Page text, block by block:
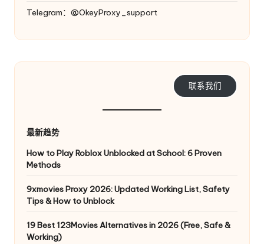
Telegram：@OkeyProxy_support
联系我们
最新趋势
How to Play Roblox Unblocked at School: 6 Proven
Methods
9xmovies Proxy 2026: Updated Working List, Safety
Tips & How to Unblock
19 Best 123Movies Alternatives in 2026 (Free, Safe &
Working)